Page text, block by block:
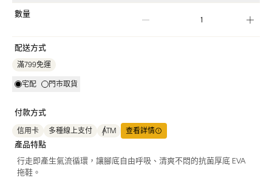
數量
配送方式
滿799免運
宅配 門市取貨
付款方式
信用卡 多種線上支付 ATM 查看詳情
產品特點
行走即產生氣流循環，讓腳底自由呼吸、清爽不悶的抗菌厚底 EVA
拖鞋。